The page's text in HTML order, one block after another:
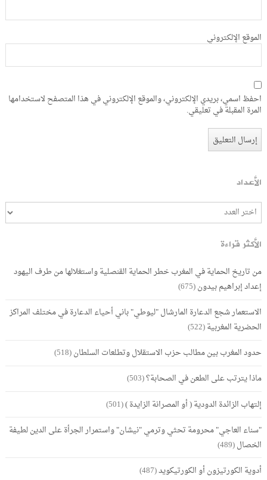
الموقع الإلكتروني
احفظ اسمي، بريدي الإلكتروني، والموقع الإلكتروني في هذا المتصفح لاستخدامها
المرة المقبلة في تعليقي.
الأعداد
الأكثر قراءة
من تاريخ الحماية في المغرب خطر الحماية القنصلية واستغلالها من طرف اليهود
إعداد إبراهيم بيدون(675)
الاستعمار شجع الدعارة المارشال "ليوطي" باني أحياء الدعارة في مختلف المراكز
الحضرية المغربية(522)
حدود المغرب بين مطالب حزب الاستقلال وتطلعات السلطان(518)
ماذا يترتب على الطعن في الصحابة؟(503)
إلتهاب الزائدة الدودية ( أو المصرانة الزايدة )(501)
"سناء العاجي" محرومة تحثي وترمي "نيشان" واستمرار الجرأة على الدين لطيفة
الخصال(489)
أدوية الكورتيزون أو الكورتيكويد(487)